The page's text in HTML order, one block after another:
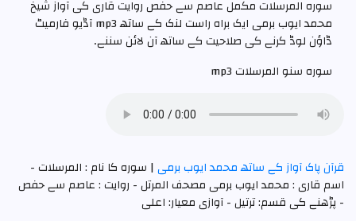
سورہ المرسلات مکمل عاصم سے حفص روایت قاری کی آواز شیخ
محمد ایوب برمی ایک براہ راست لنک کے ساتھ mp3 آڈیو فارمیٹ
ڈاؤن لوڈ کرنے کی صلاحیت کے ساتھ آن لائن سننے۔
سوره سنو المرسلات mp3
قرآن پاک آواز کے ساتھ محمد ایوب برمی| سوره کا نام : المرسلات -
اسم قاری : محمد ایوب برمی مصحف المرتل - روایت : عاصم سے حفص
- پڑھنے کی قسم: ترتيل - آوازی معیار: اعلی